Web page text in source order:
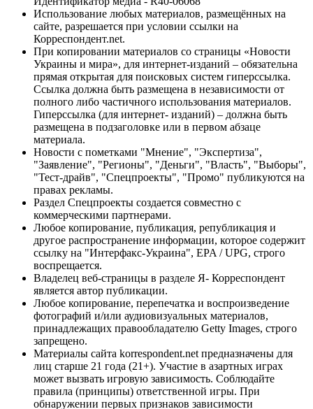
Использование любых материалов, размещённых на
сайте, разрешается при условии ссылки на
Корреспондент.net.
При копировании материалов со страницы «Новости
Украины и мира», для интернет-изданий – обязательна
прямая открытая для поисковых систем гиперссылка.
Ссылка должна быть размещена в независимости от
полного либо частичного использования материалов.
Гиперссылка (для интернет- изданий) – должна быть
размещена в подзаголовке или в первом абзаце
материала.
Новости с пометками "Мнение", "Экспертиза",
"Заявление", "Регионы", "Деньги", "Власть", "Выборы",
"Тест-драйв", "Спецпроекты", "Промо" публикуются на
правах рекламы.
Раздел Спецпроекты создается совместно с
коммерческими партнерами.
Любое копирование, публикация, републикация и
другое распространение информации, которое содержит
ссылку на "Интерфакс-Украина", EPA / UPG, строго
воспрещается.
Владелец веб-страницы в разделе Я- Корреспондент
является автор публикации.
Любое копирование, перепечатка и воспроизведение
фотографий и/или аудиовизуальных материалов,
принадлежащих правообладателю Getty Images, строго
запрещено.
Материалы сайта korrespondent.net предназначены для
лиц старше 21 года (21+). Участие в азартных играх
может вызвать игровую зависимость. Соблюдайте
правила (принципы) ответственной игры. При
обнаружении первых признаков зависимости